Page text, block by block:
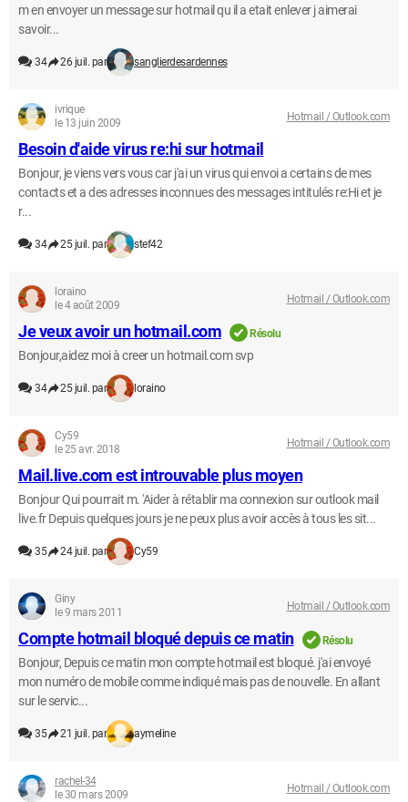
m en envoyer un message sur hotmail qu il a etait enlever j aimerai
savoir...
34 26 juil. par sanglierdesardennes
ivrique
le 13 juin 2009
Hotmail / Outlook.com
Besoin d'aide virus re:hi sur hotmail
Bonjour, je viens vers vous car j'ai un virus qui envoi a certains de mes
contacts et a des adresses inconnues des messages intitulés re:Hi et je
r...
34 25 juil. par stef42
loraino
le 4 août 2009
Hotmail / Outlook.com
Je veux avoir un hotmail.com Résolu
Bonjour,aidez moi à creer un hotmail.com svp
34 25 juil. par loraino
Cy59
le 25 avr. 2018
Hotmail / Outlook.com
Mail.live.com est introuvable plus moyen
Bonjour Qui pourrait m. 'Aider à rétablir ma connexion sur outlook mail
live.fr Depuis quelques jours je ne peux plus avoir accès à tous les sit...
35 24 juil. par Cy59
Giny
le 9 mars 2011
Hotmail / Outlook.com
Compte hotmail bloqué depuis ce matin Résolu
Bonjour, Depuis ce matin mon compte hotmail est bloqué. j'ai envoyé
mon numéro de mobile comme indiqué mais pas de nouvelle. En allant
sur le servic...
35 21 juil. par aymeline
rachel-34
le 30 mars 2009
Hotmail / Outlook.com